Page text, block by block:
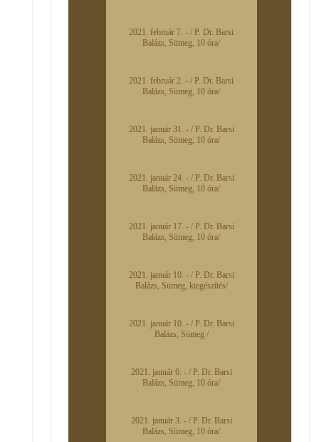
2021. február 7. - / P. Dr. Barsi
Balázs, Sümeg, 10 óra/
2021. február 2. - / P. Dr. Barsi
Balázs, Sümeg, 10 óra/
2021. január 31. - / P. Dr. Barsi
Balázs, Sümeg, 10 óra/
2021. január 24. - / P. Dr. Barsi
Balázs, Sümeg, 10 óra/
2021. január 17. - / P. Dr. Barsi
Balázs, Sümeg, 10 óra/
2021. január 10. - / P. Dr. Barsi
Balázs, Sümeg, kiegészítés/
2021. január 10. - / P. Dr. Barsi
Balázs, Sümeg /
2021. január 6. - / P. Dr. Barsi
Balázs, Sümeg, 10 óra/
2021. január 3. - / P. Dr. Barsi
Balázs, Sümeg, 10 óra/